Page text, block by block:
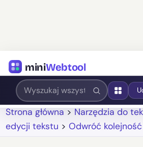
miniWebtool
Strona główna > Narzędzia do
edycji tekstu >Odwróć